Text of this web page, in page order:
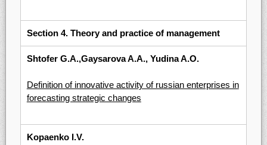
Section 4. Theory and practice of management
Shtofer G.A.,Gaysarova A.A., Yudina A.O.
Definition of innovative activity of russian enterprises in
forecasting strategic changes
Kopaenko I.V.